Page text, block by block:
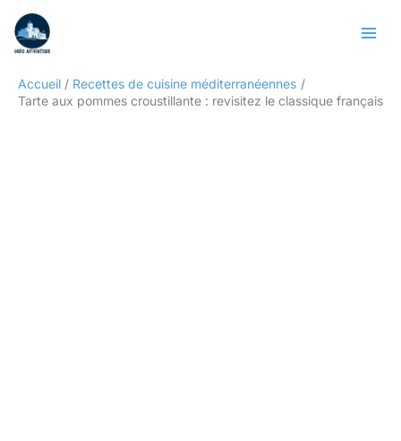
contenu
Accueil
Recettes de cuisine méditerranéennes
Tarte aux pommes croustillante : revisitez le classique français
Rechercher